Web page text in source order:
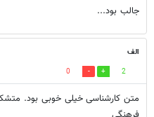
جالب بود...
الف
2
0
متن کارشناسی خیلی خوبی بود.